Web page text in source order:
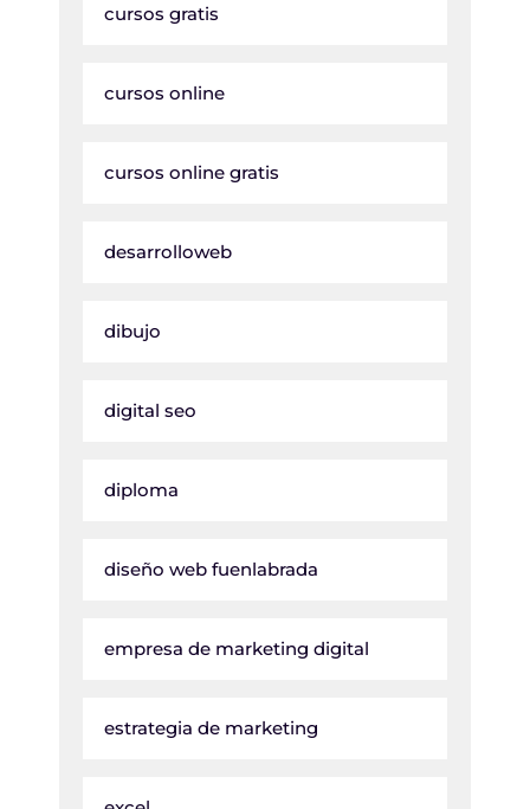
cursos gratis
cursos online
cursos online gratis
desarrolloweb
dibujo
digital seo
diploma
diseño web fuenlabrada
empresa de marketing digital
estrategia de marketing